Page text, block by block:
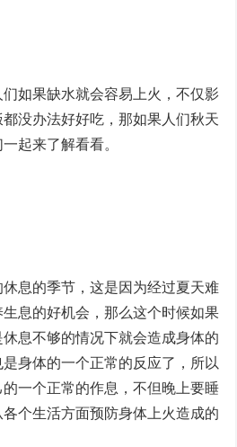
如果缺水就会容易上火，不仅影
没办法好好吃，那如果人们秋天
起来了解看看。
息的季节，这是因为经过夏天难
息的好机会，那么这个时候如果
息不够的情况下就会造成身体的
身体的一个正常的反应了，所以
一个正常的作息，不但晚上要睡
个生活方面预防身体上火造成的